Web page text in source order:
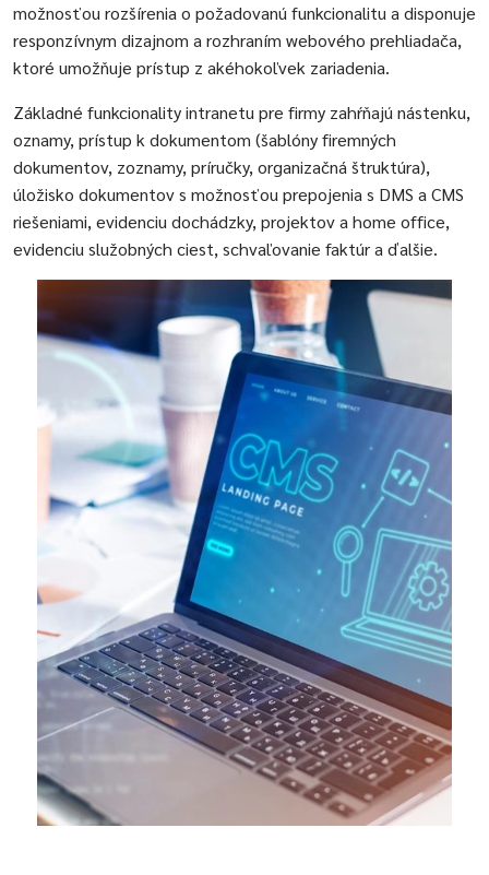
možnosťou rozšírenia o požadovanú funkcionalitu a disponuje
responzívnym dizajnom a rozhraním webového prehliadača,
ktoré umožňuje prístup z akéhokoľvek zariadenia.
Základné funkcionality intranetu pre firmy zahŕňajú nástenku,
oznamy, prístup k dokumentom (šablóny firemných
dokumentov, zoznamy, príručky, organizačná štruktúra),
úložisko dokumentov s možnosťou prepojenia s DMS a CMS
riešeniami, evidenciu dochádzky, projektov a home office,
evidenciu služobných ciest, schvaľovanie faktúr a ďalšie.